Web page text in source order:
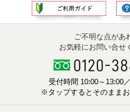
ご不明な点があ
お気軽にお問い合せ
受付時間 10:00～13:00
※タップするとそのままお